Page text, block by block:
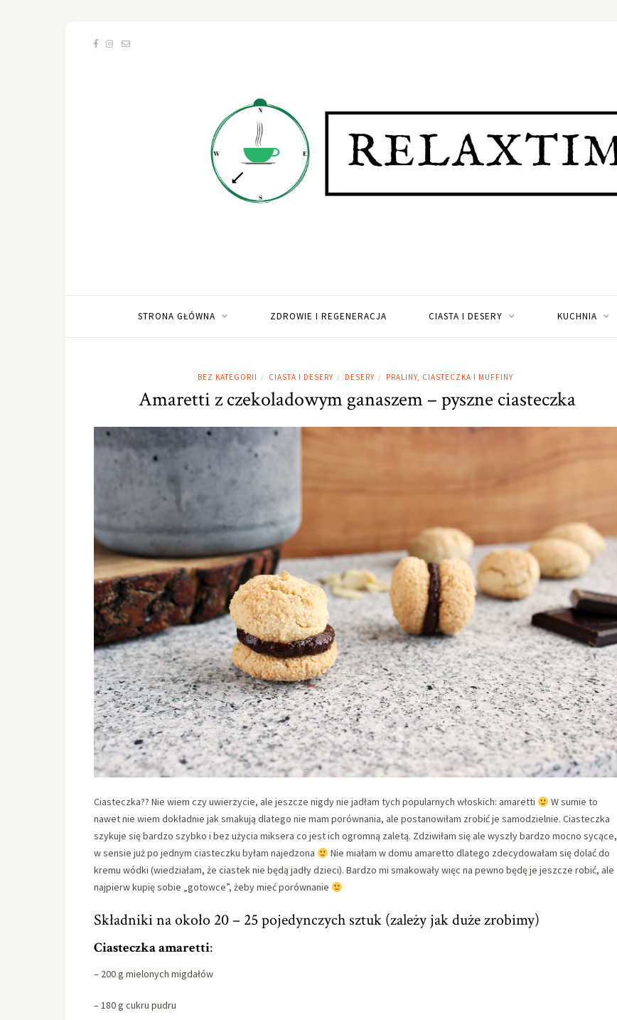
STRONA GŁÓWNA ZDROWIE I REGENERACJA CIASTA I DESERY KUCHNIA
BEZ KATEGORII / CIASTA I DESERY / DESERY / PRALINY, CIASTECZKA I MUFFINY
Amaretti z czekoladowym ganaszem – pyszne ciasteczka
Ciasteczka?? Nie wiem czy uwierzycie, ale jeszcze nigdy nie jadłam tych popularnych włoskich: amaretti
W sumie to
nawet nie wiem dokładnie jak smakują dlatego nie mam porównania, ale postanowiłam zrobić je samodzielnie. Ciasteczka
szykuje się bardzo szybko i bez użycia miksera co jest ich ogromną zaletą. Zdziwiłam się ale wyszły bardzo mocno sycące,
w sensie już po jednym ciasteczku byłam najedzona
Nie miałam w domu amaretto dlatego zdecydowałam się dolać do
kremu wódki (wiedziałam, że ciastek nie będą jadły dzieci). Bardzo mi smakowały więc na pewno będę je jeszcze robić, ale
najpierw kupię sobie „gotowce”, żeby mieć porównanie
Składniki na około 20 – 25 pojedynczych sztuk (zależy jak duże zrobimy)
Ciasteczka amaretti:
– 200 g mielonych migdałów
– 180 g cukru pudru